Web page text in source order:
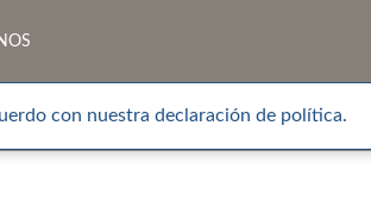
con nuestra declaración de política.